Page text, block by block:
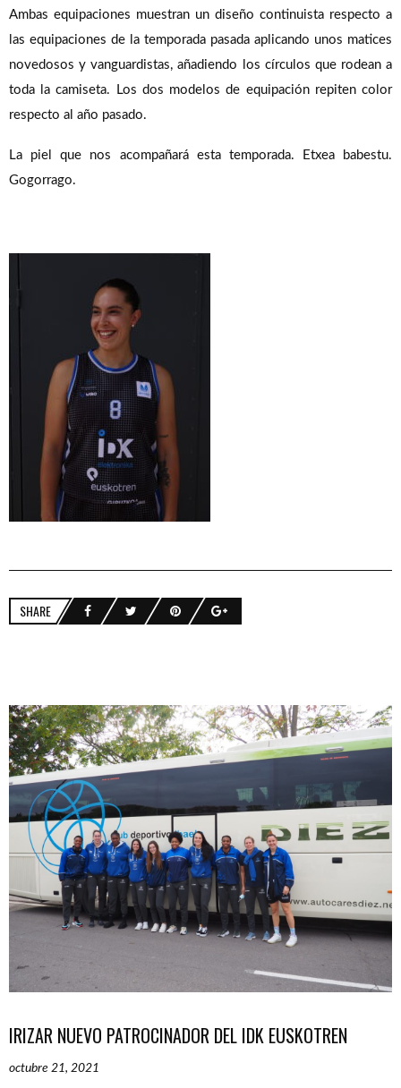
Ambas equipaciones muestran un diseño continuista respecto a
las equipaciones de la temporada pasada aplicando unos matices
novedosos y vanguardistas, añadiendo los círculos que rodean a
toda la camiseta. Los dos modelos de equipación repiten color
respecto al año pasado.
La piel que nos acompañará esta temporada. Etxea babestu.
Gogorrago.
SHARE
IRIZAR NUEVO PATROCINADOR DEL IDK EUSKOTREN
octubre 21, 2021